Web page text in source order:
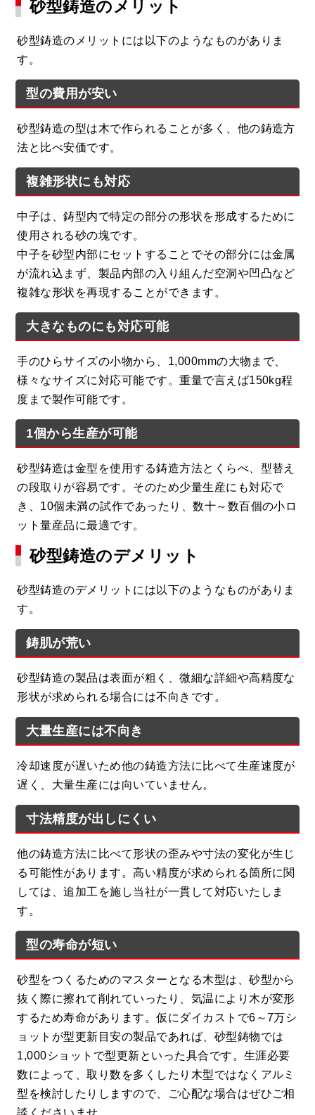
砂型鋳造のメリット
砂型鋳造のメリットには以下のようなものがありま
す。
型の費用が安い
砂型鋳造の型は木で作られることが多く、他の鋳造方
法と比べ安価です。
複雑形状にも対応
中子は、鋳型内で特定の部分の形状を形成するために
使用される砂の塊です。
中子を砂型内部にセットすることでその部分には金属
が流れ込まず、製品内部の入り組んだ空洞や凹凸など
複雑な形状を再現することができます。
大きなものにも対応可能
手のひらサイズの小物から、1,000mmの大物まで、
様々なサイズに対応可能です。重量で言えば150kg程
度まで製作可能です。
1個から生産が可能
砂型鋳造は金型を使用する鋳造方法とくらべ、型替え
の段取りが容易です。そのため少量生産にも対応で
き、10個未満の試作であったり、数十～数百個の小ロ
ット量産品に最適です。
砂型鋳造のデメリット
砂型鋳造のデメリットには以下のようなものがありま
す。
鋳肌が荒い
砂型鋳造の製品は表面が粗く、微細な詳細や高精度な
形状が求められる場合には不向きです。
大量生産には不向き
冷却速度が遅いため他の鋳造方法に比べて生産速度が
遅く、大量生産には向いていません。
寸法精度が出しにくい
他の鋳造方法に比べて形状の歪みや寸法の変化が生じ
る可能性があります。高い精度が求められる箇所に関
しては、追加工を施し当社が一貫して対応いたしま
す。
型の寿命が短い
砂型をつくるためのマスターとなる木型は、砂型から
抜く際に擦れて削れていったり、気温により木が変形
するため寿命があります。仮にダイカストで6～7万シ
ョットが型更新目安の製品であれば、砂型鋳物では
1,000ショットで型更新といった具合です。生涯必要
数によって、取り数を多くしたり木型ではなくアルミ
型を検討したりしますので、ご心配な場合はぜひご相
談くださいませ。